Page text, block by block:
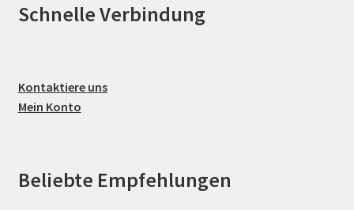
Schnelle Verbindung
Kontaktiere uns
Mein Konto
Beliebte Empfehlungen